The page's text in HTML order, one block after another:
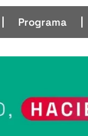
Programa